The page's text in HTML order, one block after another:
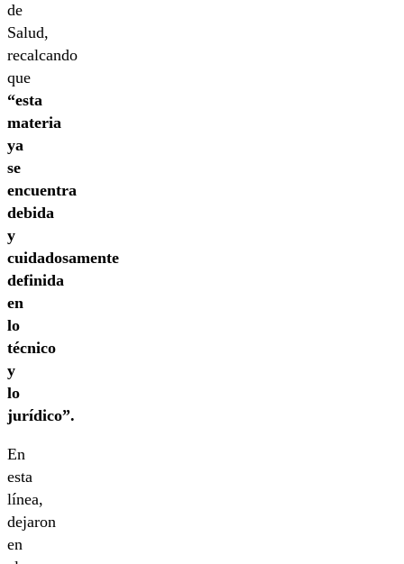
de
Salud,
recalcando
que
“esta
materia
ya
se
encuentra
debida
y
cuidadosamente
definida
en
lo
técnico
y
lo
jurídico”.
En
esta
línea,
dejaron
en